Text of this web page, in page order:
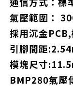
氣壓範圍：
採用沉金
引腳間距
模塊尺寸
BMP280氣壓